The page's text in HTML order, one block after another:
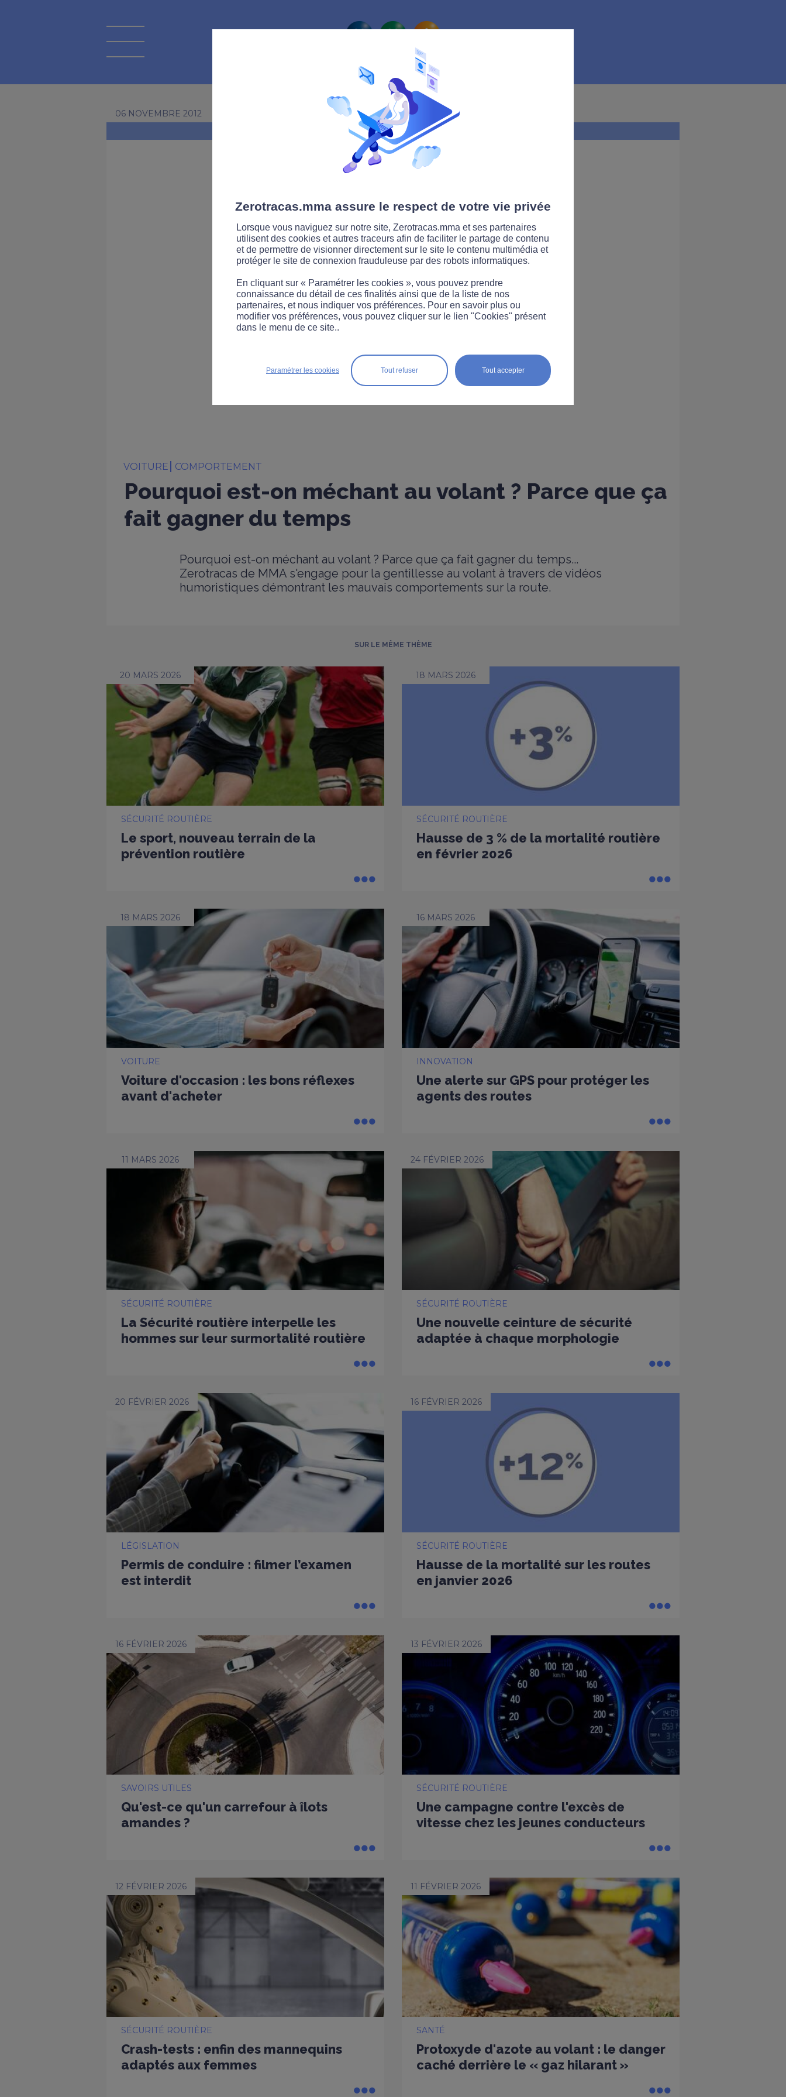
La route Zérotracas
06 NOVEMBRE 2012
VOITURE COMPORTEMENT
Pourquoi est-on méchant au volant ? Parce que ça
fait gagner du temps
Pourquoi est-on méchant au volant ? Parce que ça fait gagner du temps...
Zerotracas de MMA s'engage pour la gentillesse au volant à travers de vidéos
humoristiques démontrant les mauvais comportements sur la route.
SUR LE MÊME THÈME
20 MARS 2026
SÉCURITÉ ROUTIÈRE
Le sport, nouveau terrain de la
prévention routière
18 MARS 2026
VOITURE
Voiture d'occasion : les bons réflexes
avant d'acheter
11 MARS 2026
SÉCURITÉ ROUTIÈRE
La Sécurité routière interpelle les
hommes sur leur surmortalité routière
20 FÉVRIER 2026
LÉGISLATION
Permis de conduire : filmer l’examen
est interdit
16 FÉVRIER 2026
SAVOIRS UTILES
Qu'est-ce qu'un carrefour à îlots
amandes ?
12 FÉVRIER 2026
SÉCURITÉ ROUTIÈRE
Crash-tests : enfin des mannequins
adaptés aux femmes
18 MARS 2026
SÉCURITÉ ROUTIÈRE
Hausse de 3 % de la mortalité routière
en février 2026
16 MARS 2026
INNOVATION
Une alerte sur GPS pour protéger les
agents des routes
24 FÉVRIER 2026
SÉCURITÉ ROUTIÈRE
Une nouvelle ceinture de sécurité
adaptée à chaque morphologie
16 FÉVRIER 2026
SÉCURITÉ ROUTIÈRE
Hausse de la mortalité sur les routes
en janvier 2026
13 FÉVRIER 2026
SÉCURITÉ ROUTIÈRE
Une campagne contre l'excès de
vitesse chez les jeunes conducteurs
11 FÉVRIER 2026
SANTÉ
Protoxyde d'azote au volant : le danger
caché derrière le « gaz hilarant »
Zerotracas.mma assure le respect de votre vie privée
Lorsque vous naviguez sur notre site, Zerotracas.mma et ses partenaires
utilisent des cookies et autres traceurs afin de faciliter le partage de contenu
et de permettre de visionner directement sur le site le contenu multimédia et
protéger le site de connexion frauduleuse par des robots informatiques.
En cliquant sur « Paramétrer les cookies », vous pouvez prendre
connaissance du détail de ces finalités ainsi que de la liste de nos
partenaires, et nous indiquer vos préférences. Pour en savoir plus ou
modifier vos préférences, vous pouvez cliquer sur le lien "Cookies" présent
dans le menu de ce site..
Tout accepter
Tout refuser
Paramétrer les cookies